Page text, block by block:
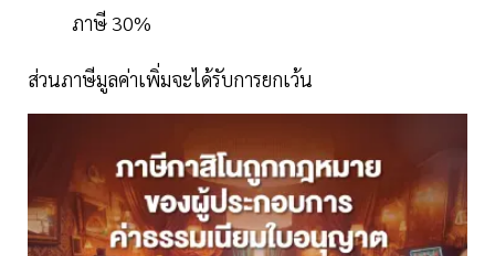
ภาษี 30%
ส่วนภาษีมูลค่าเพิ่มจะได้รับการยกเว้น